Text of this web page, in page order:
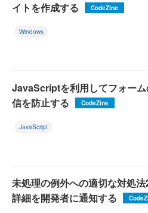
イトを作成する
CodeZine
Windows
JavaScriptを利用してフォー
信を防止する
CodeZine
JavaScript
未処理の例外への適切な対処
詳細を開発者に通知する